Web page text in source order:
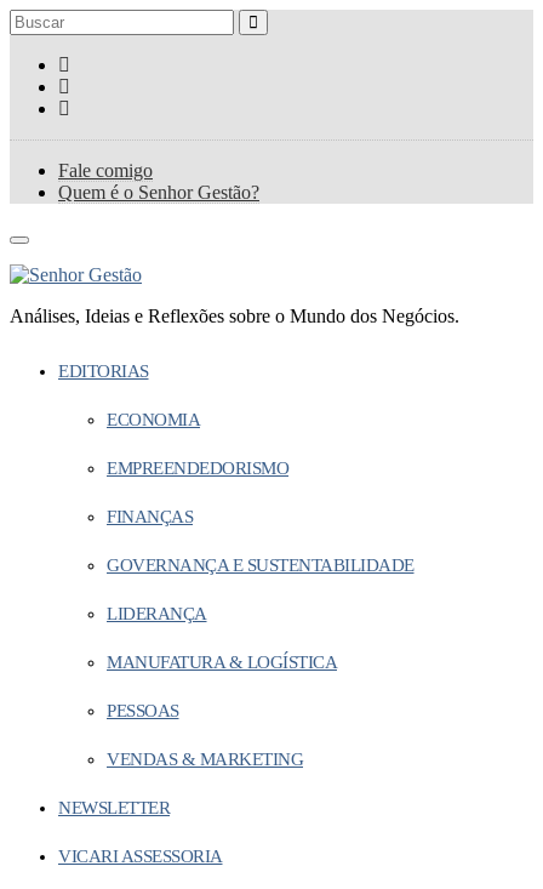
Fale comigo
Quem é o Senhor Gestão?
Análises, Ideias e Reflexões sobre o Mundo dos Negócios.
EDITORIAS
ECONOMIA
EMPREENDEDORISMO
FINANÇAS
GOVERNANÇA E SUSTENTABILIDADE
LIDERANÇA
MANUFATURA & LOGÍSTICA
PESSOAS
VENDAS & MARKETING
NEWSLETTER
VICARI ASSESSORIA